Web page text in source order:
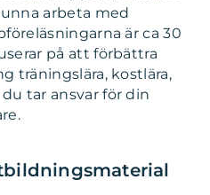
arbeta med
är ca 30
på att förbättra
träningslära, kostlära,
tar ansvar för din